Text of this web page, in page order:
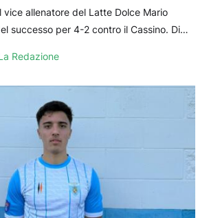
vice allenatore del Latte Dolce Mario
successo per 4-2 contro il Cassino. Di
Redazione